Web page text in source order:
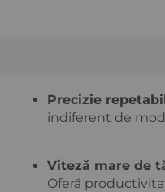
Precizie
indiferent de
Viteză mare de
Oferă